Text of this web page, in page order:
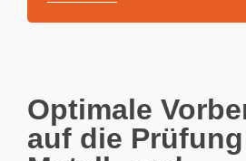
Optimale
auf die